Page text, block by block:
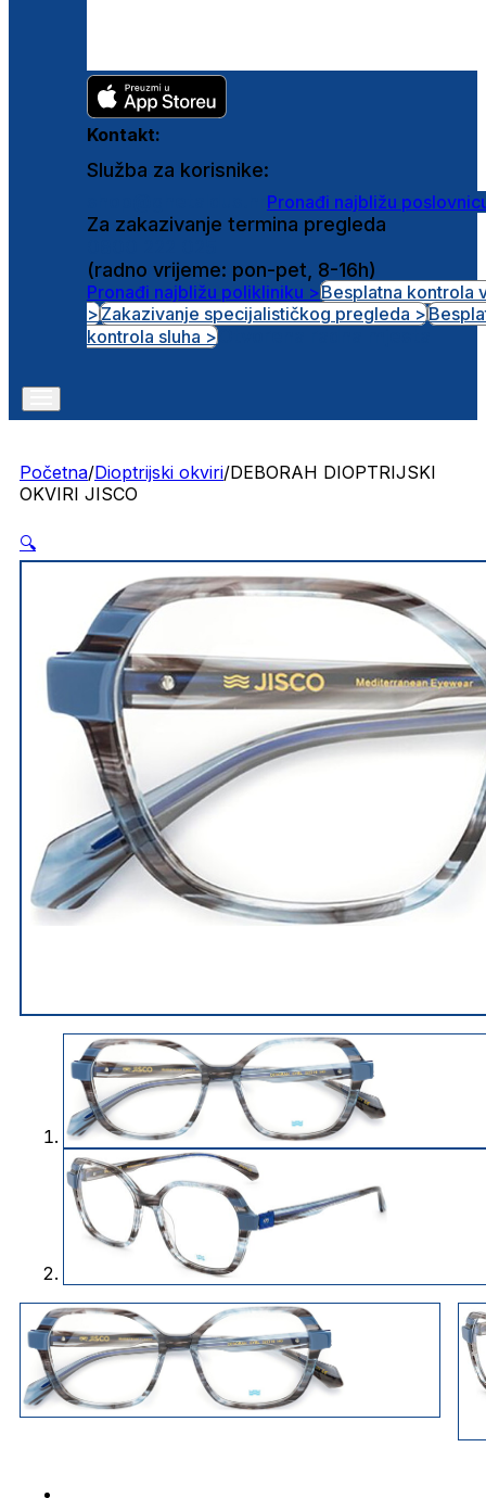
Kontakt:
Služba za korisnike:
Pronađi najbližu
Za zakazivanje termina pregleda
(radno vrijeme: pon-pet, 8-16h)
Pronađi najbližu polikliniku >Besplatna kontrola
>Zakazivanje specijalističkog pregleda >
kontrola sluha >
Početna/Dioptrijski okviri/DEBORAH DIOPTRIJSKI
OKVIRI JISCO
🔍